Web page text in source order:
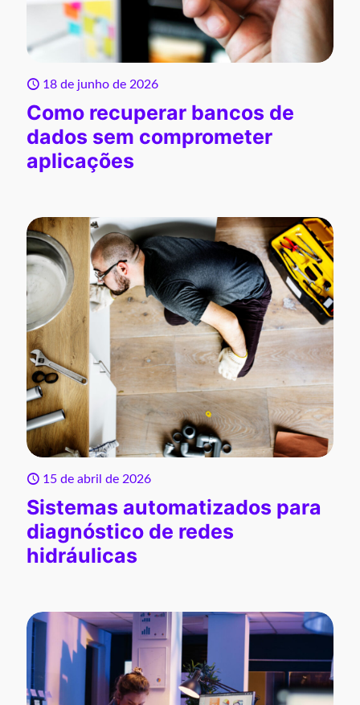
18 de junho de 2026
Como recuperar bancos de
dados sem comprometer
aplicações
15 de abril de 2026
Sistemas automatizados para
diagnóstico de redes
hidráulicas